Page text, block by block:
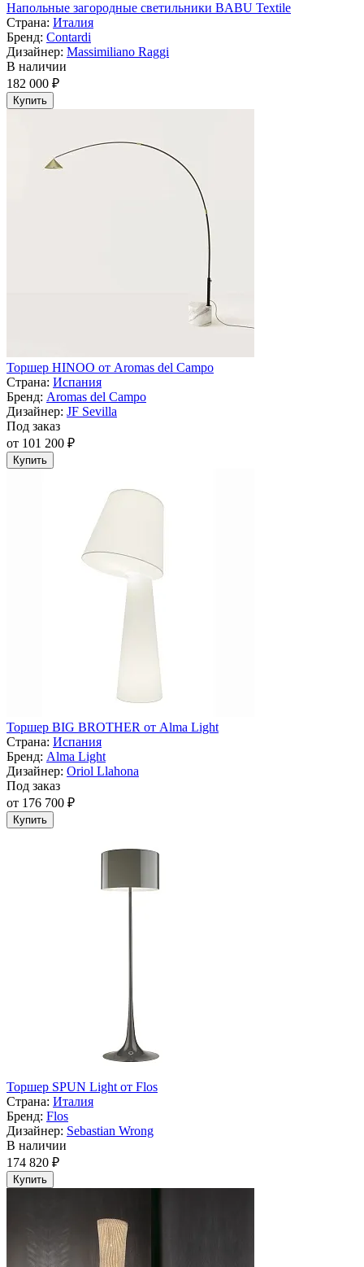
Напольные загородные светильники BABU Textile
Страна: Италия
Бренд: Contardi
Дизайнер: Massimiliano Raggi
В наличии
182 000 ₽
Купить
Торшер HINOO от Aromas del Campo
Страна: Испания
Бренд: Aromas del Campo
Дизайнер: JF Sevilla
Под заказ
от 101 200 ₽
Купить
Торшер BIG BROTHER от Alma Light
Страна: Испания
Бренд: Alma Light
Дизайнер: Oriol Llahona
Под заказ
от 176 700 ₽
Купить
Торшер SPUN Light от Flos
Страна: Италия
Бренд: Flos
Дизайнер: Sebastian Wrong
В наличии
174 820 ₽
Купить